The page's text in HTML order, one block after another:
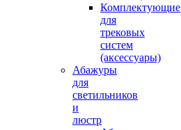
Комплектующие
для
трековых
систем
(аксессуары)
Абажуры
для
светильников
и
люстр